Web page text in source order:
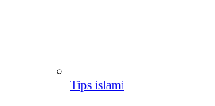
Tips islami